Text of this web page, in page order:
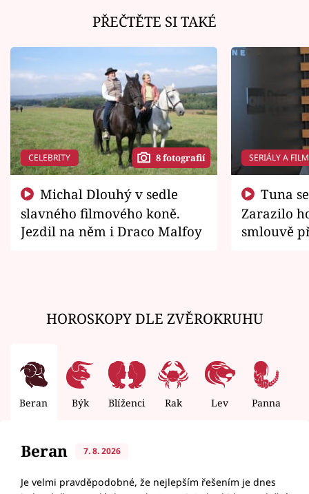
PŘEČTĚTE SI TAKÉ
CELEBRITY 8 fotografií
slavného filmového koně.
Jezdil na něm i Draco Malfoy
SERIÁLY A
Zarazilo
smlouvě
HOROSKOPY DLE ZVĚROKRUHU
Beran Býk Blíženci Rak Lev Panna
Beran 7. 8. 2026
Je velmi pravděpodobné, že nejlepším řešením je dnes